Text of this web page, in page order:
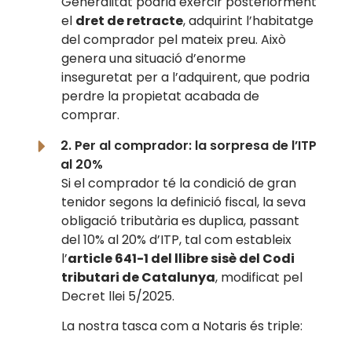
el dret de retracte, adquirint l’habitatge
del comprador pel mateix preu. Això
genera una situació d’enorme
inseguretat per a l’adquirent, que podria
perdre la propietat acabada de
comprar.
2. Per al comprador: la sorpresa de l’ITP
al 20%
Si el comprador té la condició de gran
tenidor segons la definició fiscal, la seva
obligació tributària es duplica, passant
del 10% al 20% d’ITP, tal com estableix
l’article 641-1 del llibre sisè del Codi
tributari de Catalunya, modificat pel
Decret llei 5/2025.
La nostra tasca com a Notaris és triple: